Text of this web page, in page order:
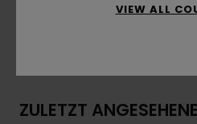
ZULETZT
VIEW ALL